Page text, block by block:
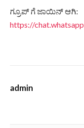
ಗ್ರೂಪ್ ಗೆ ಜಾಯಿನ್ ಆಗಿ:
https://
admin